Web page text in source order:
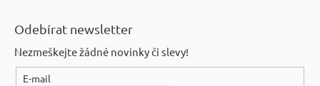
Odebírat newsletter
Nezmeškejte žádné novinky či slevy!
E-mail